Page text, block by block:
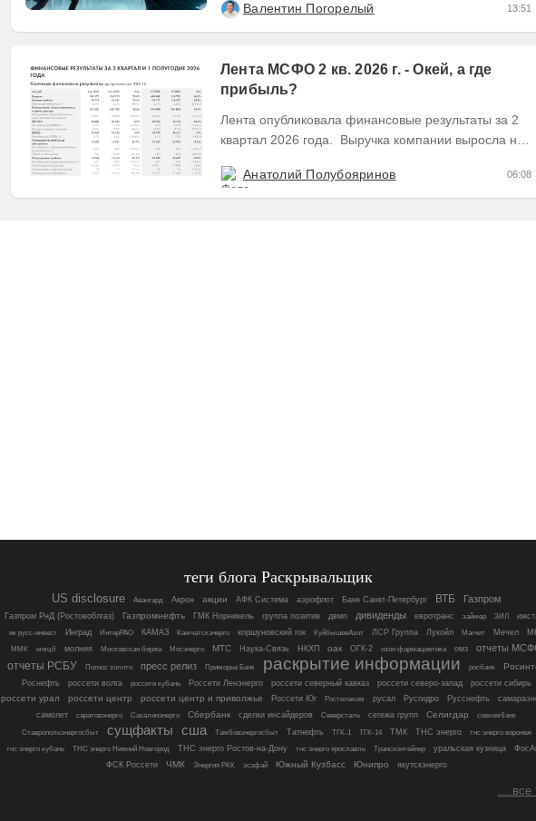
Валентин Погорелый
13:51
Лента МСФО 2 кв. 2026 г. - Окей, а где
прибыль?
Лента опубликовала финансовые результаты за 2
квартал 2026 года. Выручка компании выросла на
Анатолий Полубояринов
06:08
теги блога Раскрывальщик
US disclosure Авангард Акрон акции АФК Система аэрофлот Банк Санкт-Петербург ВТБ Газпром
Газпром РнД (Ростовоблгаз) Газпромнефть ГМК Норникель группа позитив двмп дивиденды евротранс займер ЗИЛ
ик русс-инвест
Инград ИнтерРАО КАМАЗ Камчатскэнерго коршуновский гок КуйбышевАзот ЛСР Группа Лукойл Магнит Мечел
ММК ммцб молния Московская биржа Мосэнерго МТС Наука-Связь НКХП оак ОГК-2 озон фармацевтика омз отчеты
отчеты РСБУ Полюс золото пресс релиз Приморье Банк раскрытие информации росбанк
Роснефть россети волга россети кубань Россети Ленэнерго россети северный кавказ россети северо-запад россети сибирь
россети урал россети центр россети центр и приволжье Россети Юг Ростелеком русал Русгидро Русснефть
самолет
саратовэнерго Сахалинэнерго Сбербанк сделки инсайдеров Северсталь сегежа групп Селигдар совкомбанк
Ставропольэнергосбыт сущфакты сша Тамбовэнергосбыт Татнефть ТГК-1 ТГК-14 ТМК ТНС энерго
тнс энерго воронеж
тнс энерго кубань
ТНС энерго Нижний Новгород ТНС энерго Ростов-на-Дону тнс энерго ярославль Трансконтейнер уральская кузница
ФСК Россети
ЧМК Энергия РКК эсэфай Южный Кузбасс Юнипро якутскэнерго
....все